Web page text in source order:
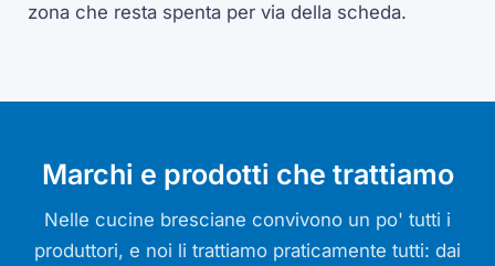
zona che resta spenta per via della scheda.
Marchi e prodotti che trattiamo
Nelle cucine bresciane convivono un po' tutti i
produttori, e noi li trattiamo praticamente tutti: dai